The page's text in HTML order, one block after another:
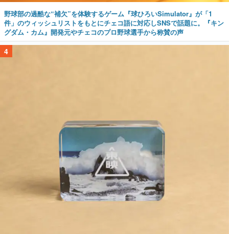
野球部の過酷な“補欠”を体験するゲーム『球ひろいSimulator』が「1
件」のウィッシュリストをもとにチェコ語に対応しSNSで話題に。『キン
グダム・カム』開発元やチェコのプロ野球選手から称賛の声
4